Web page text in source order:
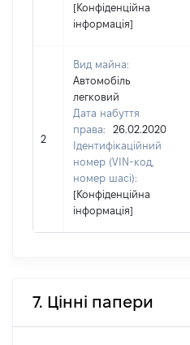
[Конфіденційна
інформація]
2
Вид майна:
Автомобіль
легковий
Дата набуття
права:
26.02.2020
Ідентифікаційний
номер (VIN-код,
номер шасі):
[Конфіденційна
інформація]
7. Цінні папери